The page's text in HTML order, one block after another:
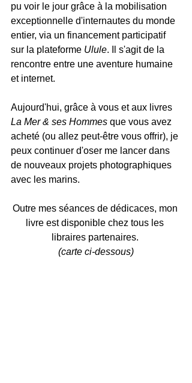
pu voir le jour grâce à la mobilisation
exceptionnelle d'internautes du monde
entier, via un financement participatif
sur la plateforme Ulule. Il s'agit de la
rencontre entre une aventure humaine
et internet.
Aujourd'hui, grâce à vous et aux livres
La Mer & ses Hommes que vous avez
acheté (ou allez peut-être vous offrir), je
peux continuer d'oser me lancer dans
de nouveaux projets photographiques
avec les marins.
Outre mes séances de dédicaces, mon
livre est disponible chez tous les
libraires partenaires.
(carte ci-dessous)